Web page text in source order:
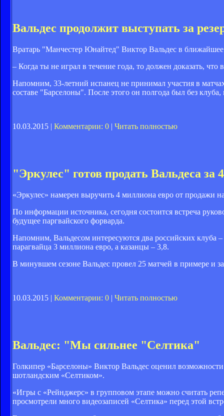
Вальдес продолжит выступать за
Вратарь "Манчестер Юнайтед" Виктор Вальдес в
– Когда ты не играл в течение года, то должен доказать,
Напомним, 33-летний испанец не принимал участия в
составе "Барселоны". После этого он полгода был без
10.03.2015 | Комментарии: 0 | Читать полностью
"Эркулес" готов продать Вальдеса за
«Эркулес» намерен выручить 4 миллиона евро от продажи
По информации источника, сегодня состоится встреча
будущее паргвайского форварда.
Напомним, Вальдесом интересуются два российских клуба
парагвайца 3 миллиона евро, а казанцы – 3,8.
В минувшем сезоне Вальдес провел 25 матчей в примере и
10.03.2015 | Комментарии: 0 | Читать полностью
Вальдес: "Мы сильнее "Селтика"
Голкипер «Барселоны» Виктор Вальдес оценил
шотландским «Селтиком».
«Игры с «Рейнджерс» в групповом этапе можно считать
просмотрели много видеозаписей «Селтика» перед этой